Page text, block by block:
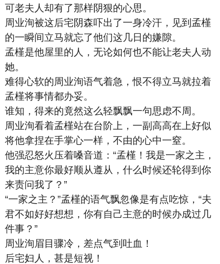
可老夫人却有了那样阴狠的心思。
周业洵被这后宅阴森吓出了一身冷汗，见到孟槿
的一瞬间立马就忘了他们这几日的嫌隙。
孟槿是他屋里的人，无论如何也不能让老夫人动
她。
难得心软的周业洵语气着急，恨不得立马就拉着
孟槿将事情都办妥。
谁知，得来的竟然这么轻飘飘一句思虑不周。
周业洵看着孟槿站在台阶上，一副高高在上好似
将他拿捏在手掌心一样，不由的心中一窒。
他强忍怒火压着嗓音道：“孟槿！我是一家之主，
我的主意你最好顺从遵从，什么时候还轮得到你
来责问我了？”
“一家之主？”孟槿的语气飘忽像是有点吃惊，“夫
君不如好好想想，你有自己主意的时候办成过几
件事？”
周业洵眉目骤冷，差点气到吐血！
后宅妇人，甚是短视！